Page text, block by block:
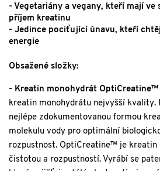
- Vegetariány a vegany, kteří mají ve
příjem kreatinu
- Jedince pociťující únavu, kteří
energie
Obsažené složky:
- Kreatin monohydrát OptiCreatine™
kreatin monohydrátu nejvyšší kvality.
nejlépe zdokumentovanou formou
molekulu vody pro optimální
rozpustnost. OptiCreatine™ je kreatin
čistotou a rozpustností. Vyrábí se